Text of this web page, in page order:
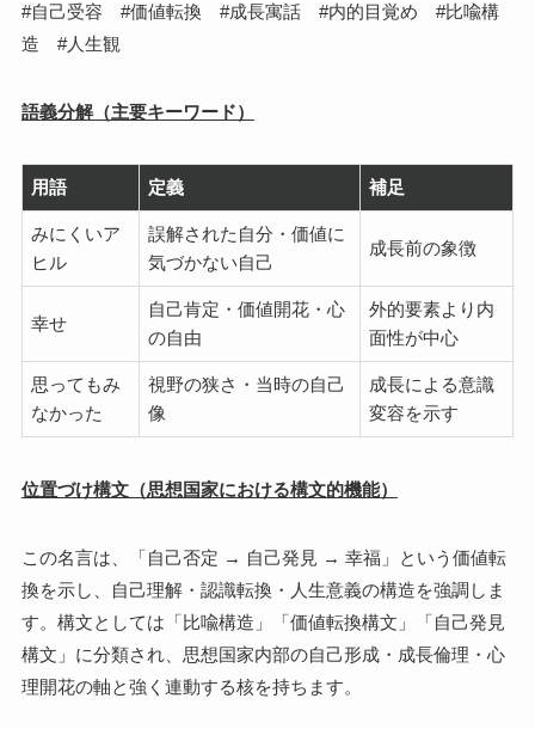
#自己受容 #価値転換 #成長寓話 #内的目覚め #比喩構
造 #人生観
語義分解（主要キーワード）
用語 定義 補足
みにくいア
ヒル
誤解された自分・価値に
気づかない自己
成長前の象徴
幸せ
自己肯定・価値開花・心
の自由
外的要素より内
面性が中心
思ってもみ
なかった
視野の狭さ・当時の自己
像
成長による意識
変容を示す
位置づけ構文（思想国家における構文的機能）
この名言は、「自己否定 → 自己発見 → 幸福」という価値転
換を示し、自己理解・認識転換・人生意義の構造を強調しま
す。構文としては「比喩構造」「価値転換構文」「自己発見
構文」に分類され、思想国家内部の自己形成・成長倫理・心
理開花の軸と強く連動する核を持ちます。